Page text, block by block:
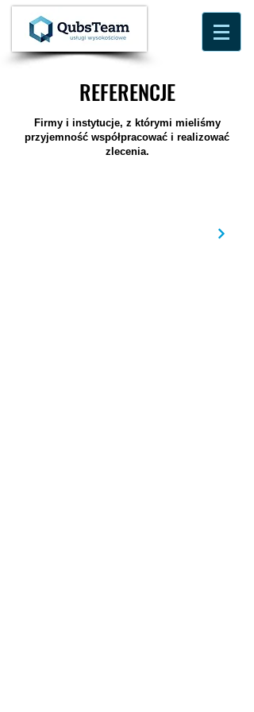
REFERENCJE
REFERENCJE
Firmy i instytucje, z którymi mieliśmy
przyjemność współpracować i realizować
zlecenia.